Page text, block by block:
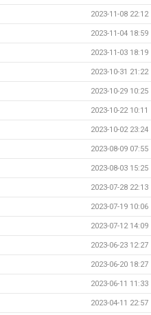
2023-11-08 22:12
2023-11-04 18:59
2023-11-03 18:19
2023-10-31 21:22
2023-10-29 10:25
2023-10-22 10:11
2023-10-02 23:24
2023-08-09 07:55
2023-08-03 15:25
2023-07-28 22:13
2023-07-19 10:06
2023-07-12 14:09
2023-06-23 12:27
2023-06-20 18:27
2023-06-11 11:33
2023-04-11 22:57